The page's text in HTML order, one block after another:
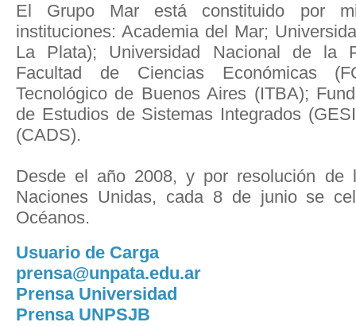
El Grupo Mar está constituido por
instituciones: Academia del Mar;
La Plata); Universidad Nacional de la
Facultad de Ciencias Económicas
Tecnológico de Buenos Aires (ITBA);
de Estudios de Sistemas Integrados
(CADS).
Desde el año 2008, y por resolución de
Naciones Unidas, cada 8 de junio se
Océanos.
Usuario de Carga
prensa@unpata.edu.ar
Prensa Universidad
Prensa UNPSJB